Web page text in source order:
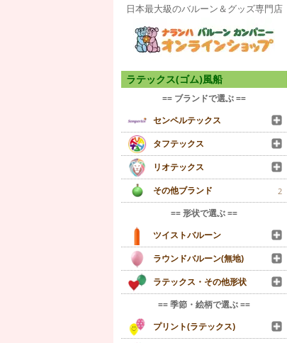
日本最大級のバルーン＆グッズ専門店
ラテックス(ゴム)風船
== ブランドで選ぶ ==
センペルテックス
タフテックス
リオテックス
その他ブランド
2
== 形状で選ぶ ==
ツイストバルーン
ラウンドバルーン(無地)
ラテックス・その他形状
== 季節・絵柄で選ぶ ==
プリント(ラテックス)